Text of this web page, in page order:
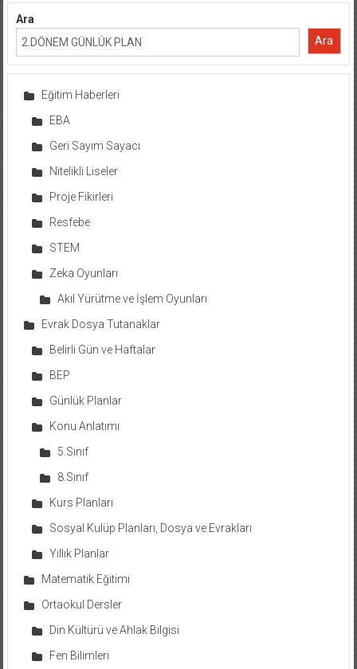
Ara
Ara
Eğitim Haberleri
EBA
Geri Sayım Sayacı
Nitelikli Liseler
Proje Fikirleri
Resfebe
STEM
Zeka Oyunları
Akıl Yürütme ve İşlem Oyunları
Evrak Dosya Tutanaklar
Belirli Gün ve Haftalar
BEP
Günlük Planlar
Konu Anlatımı
5.Sınıf
8.Sınıf
Kurs Planları
Sosyal Kulüp Planları, Dosya ve Evrakları
Yıllık Planlar
Matematik Eğitimi
Ortaokul Dersler
Din Kültürü ve Ahlak Bilgisi
Fen Bilimleri